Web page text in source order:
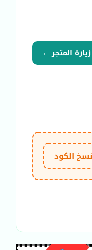
زيارة المتجر ←
نسخ الكود